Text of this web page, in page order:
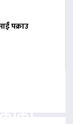
पक्राउ